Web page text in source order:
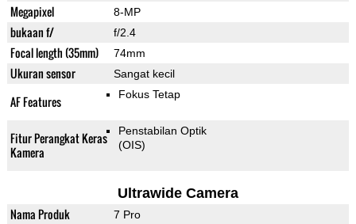
Megapixel 8-MP
bukaan f/ f/2.4
Focal length (35mm) 74mm
Ukuran sensor Sangat kecil
AF Features Fokus Tetap
Fitur Perangkat Keras
Kamera
Penstabilan Optik
(OIS)
Ultrawide Camera
Nama Produk 7 Pro